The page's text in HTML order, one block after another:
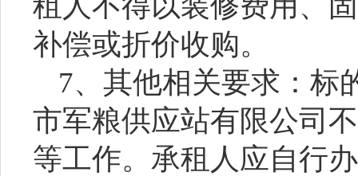
补偿或折价收购。
7、其他相关要求：标
市军粮供应站有限公司
等工作。承租人应自行